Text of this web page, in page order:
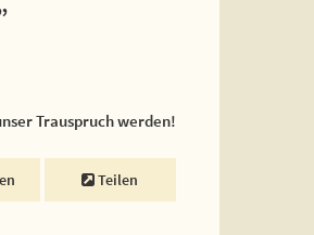
Trauspruch werden!
Teilen